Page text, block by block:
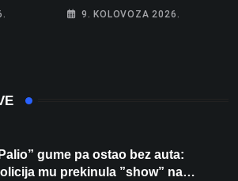
9. KOLOVOZA 2026.
gume pa ostao bez auta:
mu prekinula ”show” na